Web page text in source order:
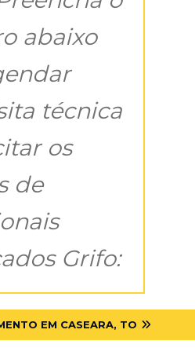
abaixo
técnica
os
de
Grifo:
EM CASEARA, TO